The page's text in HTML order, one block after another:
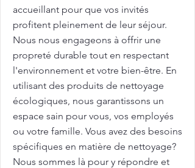
accueillant pour que vos invités
profitent pleinement de leur séjour.
Nous nous engageons à offrir une
propreté durable tout en respectant
l'environnement et votre bien-être. En
utilisant des produits de nettoyage
écologiques, nous garantissons un
espace sain pour vous, vos employés
ou votre famille. Vous avez des besoins
spécifiques en matière de nettoyage?
Nous sommes là pour y répondre et